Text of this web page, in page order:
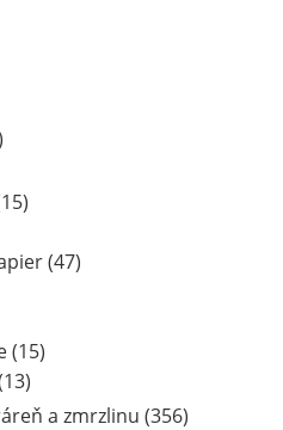
(47)
(15)
a zmrzlinu (356)